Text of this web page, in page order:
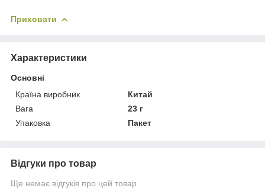
Приховати
Характеристики
Основні
Країна виробник
Китай
Вага
23 г
Упаковка
Пакет
Відгуки про товар
Ще немає відгуків про цей товар